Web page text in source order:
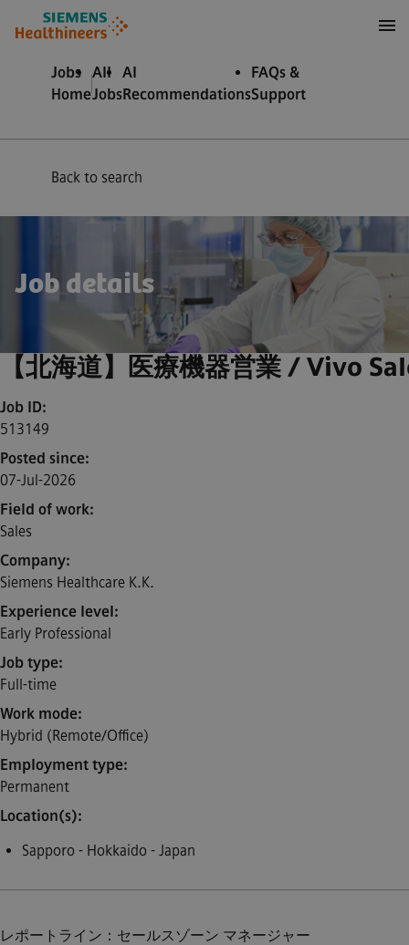
content
footer
Jobs
Home
All
Jobs
AI
Recommendations
FAQs &
Support
Back to search
Job details
【北海道】医療機器営業 / Vivo
Job ID
513149
Posted since
07-Jul-2026
Field of work
Sales
Company
Siemens Healthcare K.K.
Experience level
Early Professional
Job type
Full-time
Work mode
Hybrid (Remote/Office)
Employment type
Permanent
Location(s)
Sapporo - Hokkaido - Japan
レポートライン：セールスゾーン マネージャー